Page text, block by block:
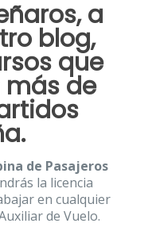
a
blog,
que
más de
.
de Pasajeros
la licencia
en cualquier
de Vuelo.